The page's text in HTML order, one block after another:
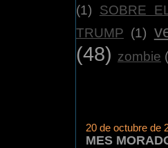
(1)
SOBRE
TRUMP (1)
(48) zombie
20 de octubre de
MES